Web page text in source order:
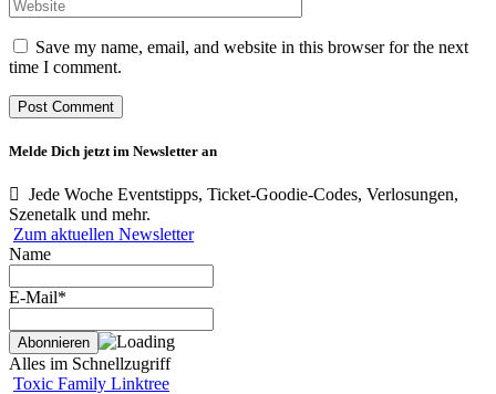
Save my name, email, and website in this browser for the next
time I comment.
Melde Dich jetzt im Newsletter an
Jede Woche Eventstipps, Ticket-Goodie-Codes, Verlosungen,
Szenetalk und mehr.
Zum aktuellen Newsletter
Name
E-Mail*
Alles im Schnellzugriff
Toxic Family Linktree